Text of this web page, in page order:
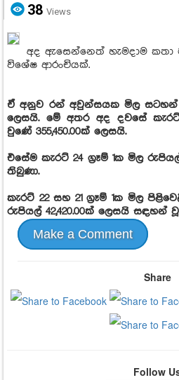
38 Views
අද ඇසෙන්නෙත් හැමදාම
විශේෂ ආරංචියක්.
ඒ අනුව රන් අවුන්සයක මිල සටහන්
ලෙසයි. මේ අතර අද දවසේ
වුණේ 355,450.00ක් ලෙසයි.
එසේම කැරට් 24 ග්‍රෑම් 1ක මිල
තිබුණා.
කැරට් 22 සහ 21 ග්‍රෑම් 1ක මිල
රුපියල් 42,420.00ක් ලෙසයි සඳහන්
Make a Comment
Share
Follow